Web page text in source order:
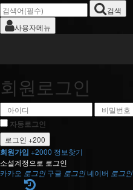
검색
사용자메뉴
회원로그인
자동로그인
회원가입 +2000 정보찾기
소셜계정으로 로그인
카카오 로그인 구글 로그인네이버 로그인